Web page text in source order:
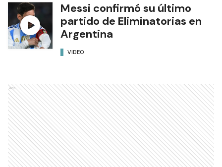
Messi confirmó su último
partido de Eliminatorias en
Argentina
VIDEO
Ads